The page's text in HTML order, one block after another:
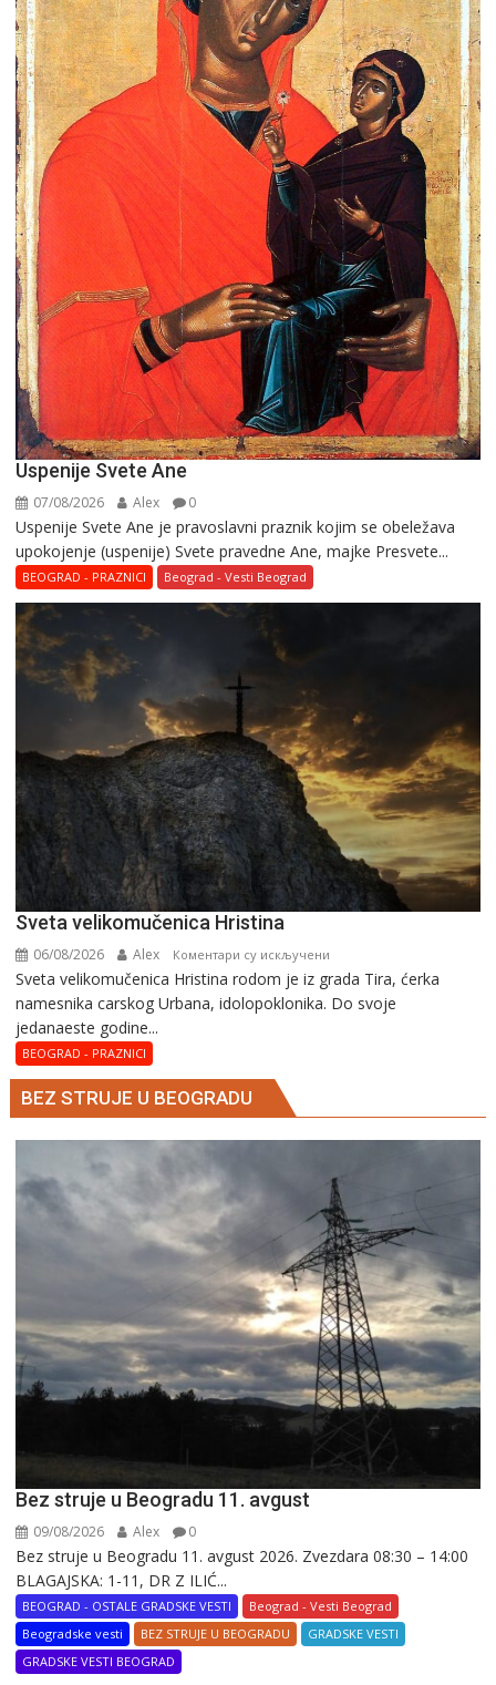
Uspenije Svete Ane
07/08/2026 Alex 0
Uspenije Svete Ane je pravoslavni praznik kojim se obeležava
upokojenje (uspenije) Svete pravedne Ane, majke Presvete...
BEOGRAD - PRAZNICI Beograd - Vesti Beograd
Svеta vеlikоmučеnica Hristina
06/08/2026 Alex Коментари су искључени
Svеta
vеlikоmučеnica
Svеta vеlikоmučеnica Hristina rodom je iz grada Tira, ćerka
namesnika carskog Urbana, idolopoklonika. Dо svоје
јеdanaеstе gоdinе...
BEOGRAD - PRAZNICI
BEZ STRUJE U BEOGRADU
Bez struje u Beogradu 11. avgust
09/08/2026 Alex 0
Bez struje u Beogradu 11. avgust 2026. Zvezdara 08:30 – 14:00
BLAGAJSKA: 1-11, DR Z ILIĆ...
BEOGRAD - OSTALE GRADSKE VESTI
Beograd - Vesti Beograd
Beogradske vesti
BEZ STRUJE U BEOGRADU
GRADSKE VESTI
GRADSKE VESTI BEOGRAD